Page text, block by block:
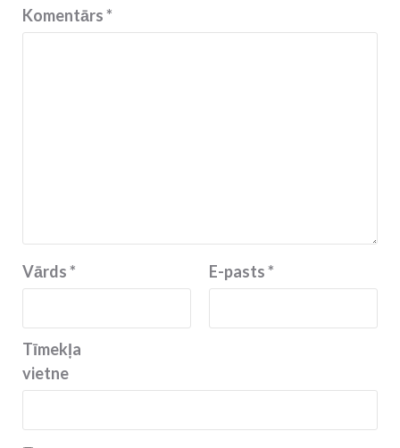
Komentārs*
Vārds* E-pasts*
Tīmekļa
vietne